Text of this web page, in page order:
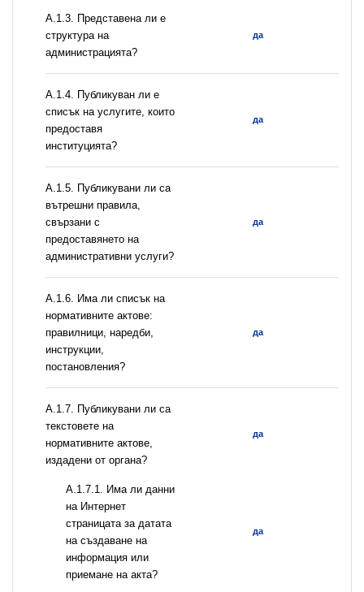
A.1.3. Представена ли е
структура на
администрацията?
да
А.1.4. Публикуван ли е
списък на услугите, които
предоставя
институцията?
да
А.1.5. Публикувани ли са
вътрешни правила,
свързани с
предоставянето на
административни услуги?
да
А.1.6. Има ли списък на
нормативните актове:
правилници, наредби,
инструкции,
постановления?
да
А.1.7. Публикувани ли са
текстовете на
нормативните актове,
издадени от органа?
да
A.1.7.1. Има ли данни
на Интернет
страницата за датата
на създаване на
информация или
приемане на акта?
да